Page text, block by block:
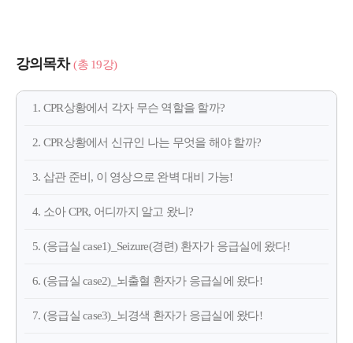
강의목차 (총 19강)
1. CPR상황에서 각자 무슨 역할을 할까?
2. CPR상황에서 신규인 나는 무엇을 해야 할까?
3. 삽관 준비, 이 영상으로 완벽 대비 가능!
4. 소아 CPR, 어디까지 알고 왔니?
5. (응급실 case1)_Seizure(경련) 환자가 응급실에 왔다!
6. (응급실 case2)_뇌출혈 환자가 응급실에 왔다!
7. (응급실 case3)_뇌경색 환자가 응급실에 왔다!